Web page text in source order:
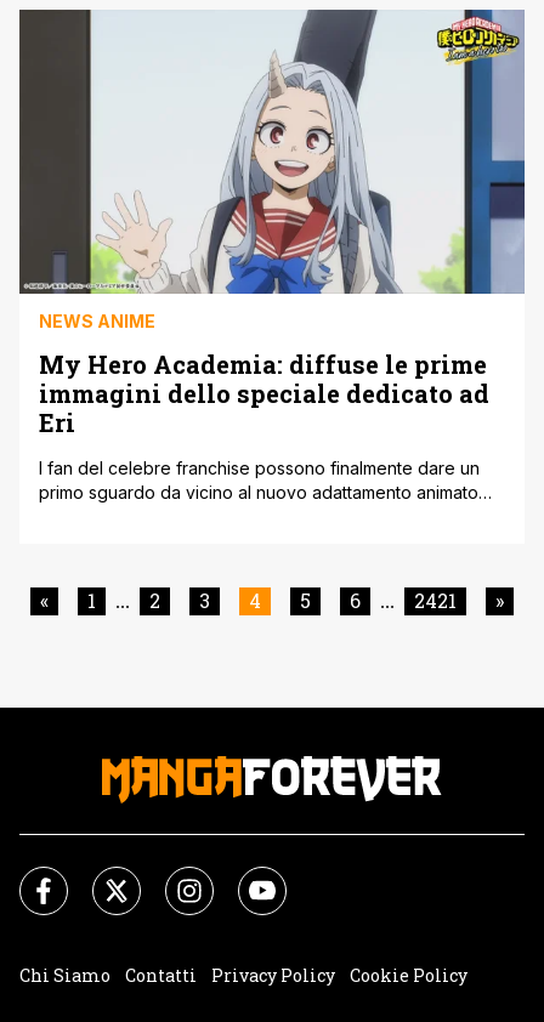
giapponese si prepara a firmare un'opera autoconclusiva
intitolata Warawanaide yo Shijima-san. Questo atteso
annuncio ha comprensibilmente attirato l'attenzione della
NEWS ANIME
My Hero Academia: diffuse le prime
immagini dello speciale dedicato ad
Eri
I fan del celebre franchise possono finalmente dare un
primo sguardo da vicino al nuovo adattamento animato
ufficiale in Italia è stata fissata per [']
« 1 ... 2 3 4 5 6 ... 2421 »
Chi Siamo Contatti Privacy Policy
Cookie Policy